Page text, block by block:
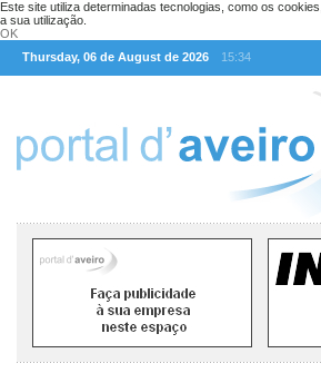
Este site utiliza determinadas tecnologias, como os
a sua utilização.
OK
Thursday, 06 de August de 2026
15:34